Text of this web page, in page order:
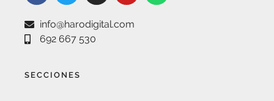
info@harodigital.com
692 667 530
SECCIONES